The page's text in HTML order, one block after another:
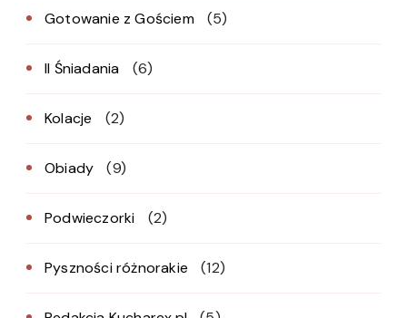
Gotowanie z Gościem (5)
II Śniadania (6)
Kolacje (2)
Obiady (9)
Podwieczorki (2)
Pyszności różnorakie (12)